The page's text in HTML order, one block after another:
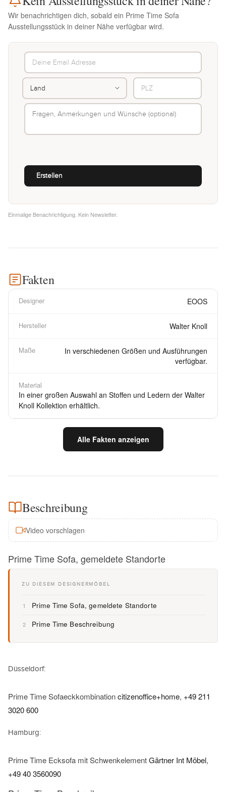
Wir benachrichtigen dich, sobald ein Prime Time Sofa
Ausstellungsstück in deiner Nähe verfügbar wird.
Einmalige Benachrichtigung. Kein Newsletter.
Fakten
Designer EOOS
Hersteller Walter Knoll
Maße
In verschiedenen Größen und Ausführungen
verfügbar.
Material
In einer großen Auswahl an Stoffen und Ledern der Walter
Knoll Kollektion erhältlich.
Alle Fakten anzeigen
Beschreibung
Video vorschlagen
Prime Time Sofa, gemeldete Standorte
ZU DIESEM DESIGNERMÖBEL
1 Prime Time Sofa, gemeldete Standorte
2 Prime Time Beschreibung
Düsseldorf:
Prime Time Sofaeckkombinationcitizenoffice+home, +49 211
3020 600
Hamburg:
Prime Time Ecksofa mit SchwenkelementGärtner Int Möbel,
+49 40 3560090